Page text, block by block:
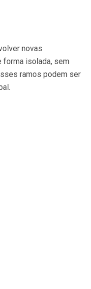
novas
forma isolada, sem
ramos podem ser